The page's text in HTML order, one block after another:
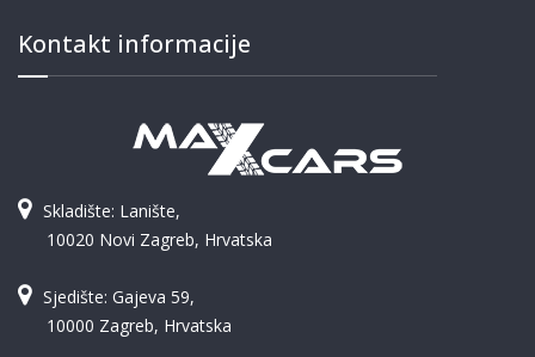
Kontakt informacije
Skladište: Lanište,
10020 Novi Zagreb, Hrvatska
Sjedište: Gajeva 59,
10000 Zagreb, Hrvatska